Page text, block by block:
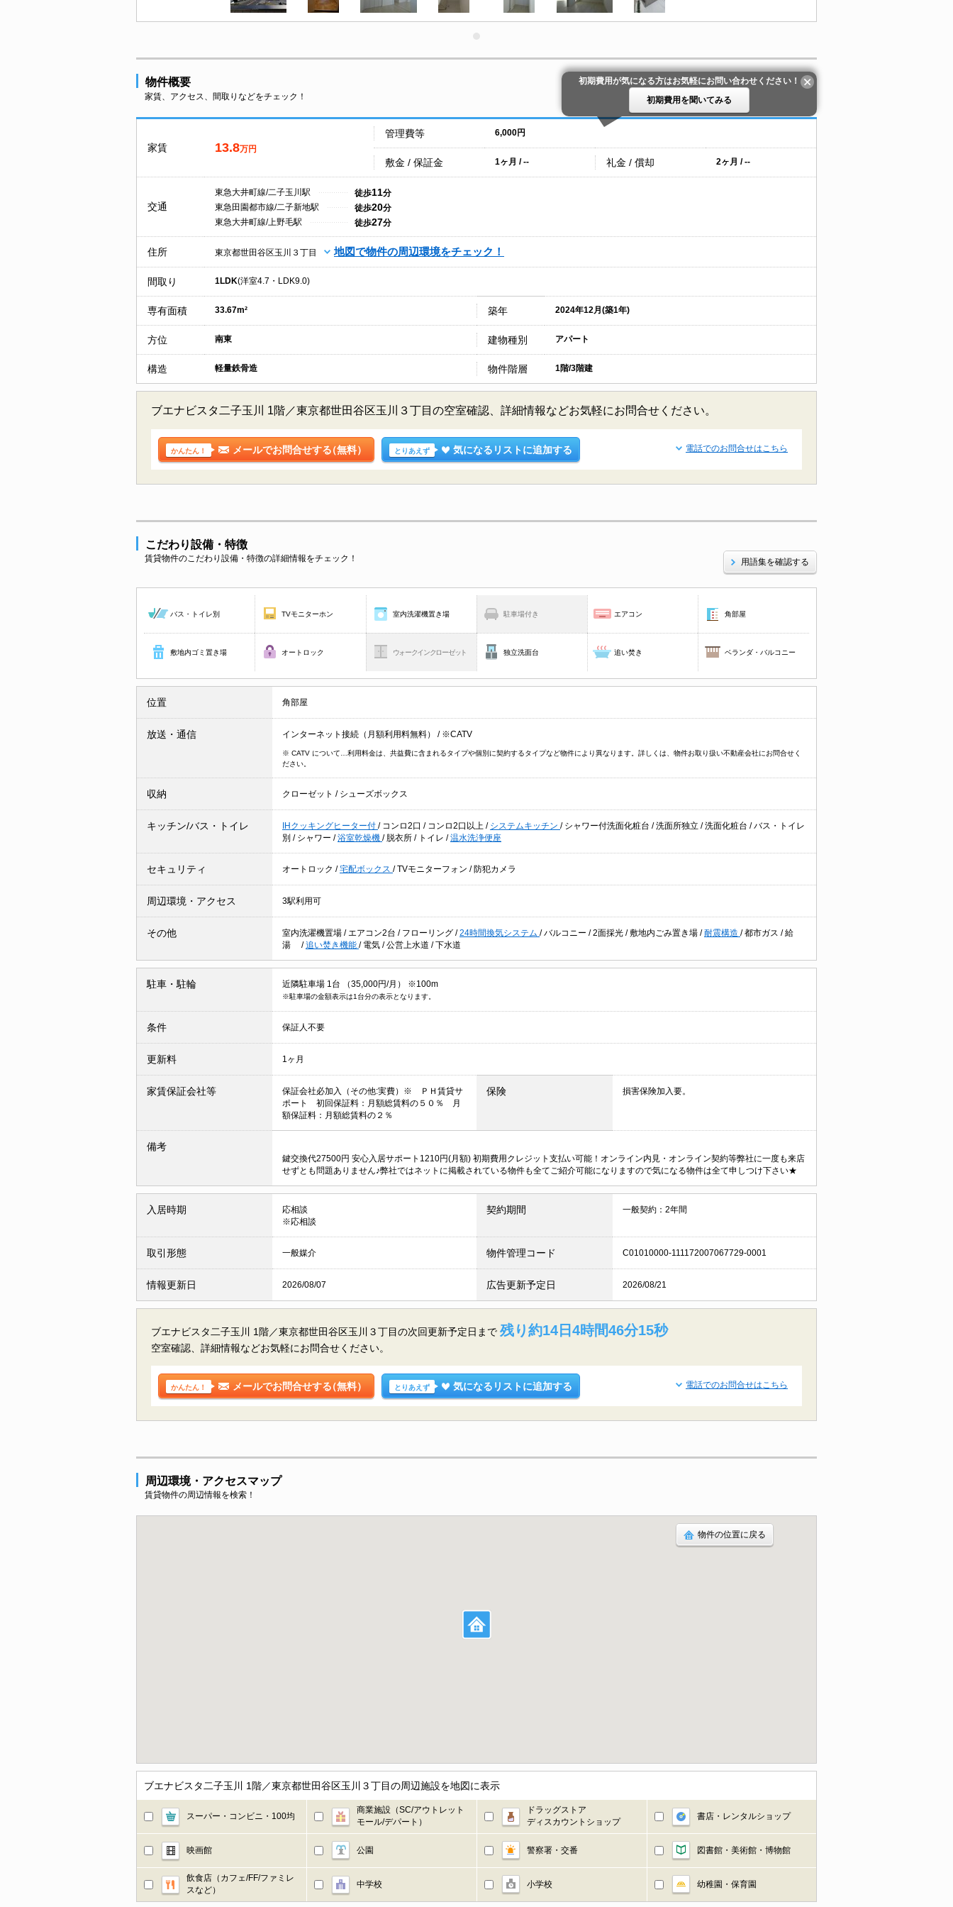
物件概要
家賃、アクセス、間取りなどをチェック！
初期費用が気になる方はお気軽にお問い合わせください！
初期費用を聞いてみる
家賃 13.8万円
管理費等 6,000円
敷金 / 保証金 1ヶ月 / -- 礼金 / 償却 2ヶ月 / --
交通
東急大井町線/二子玉川駅 徒歩11分
東急田園都市線/二子新地駅
徒歩20分
東急大井町線/上野毛駅
徒歩27分
住所 東京都世田谷区玉川３丁目 地図で物件の周辺環境をチェック！
間取り 1LDK(洋室4.7・LDK9.0)
専有面積 33.67m² 築年 2024年12月(築1年)
方位 南東 建物種別 アパート
構造 軽量鉄骨造 物件階層 1階/3階建
ブエナビスタ二子玉川 1階／東京都世田谷区玉川３丁目の空室確認、詳細情報などお気軽にお問合せください。
かんたん！ メールでお問合せする（無料） とりあえず 気になるリストに追加する 電話でのお問合せはこちら
こだわり設備・特徴
賃貸物件のこだわり設備・特徴の詳細情報をチェック！ 用語集を確認する
バス・トイレ別 TVモニターホン 室内洗濯機置き場 駐車場付き エアコン 角部屋
敷地内ゴミ置き場 オートロック ウォークインクローゼット 独立洗面台 追い焚き ベランダ・バルコニー
位置 角部屋
放送・通信 インターネット接続（月額利用料無料） / ※CATV
※ CATV について…利用料金は、共益費に含まれるタイプや個別に契約するタイプなど物件により異なります。詳しくは、物件お取り扱い不動産会社にお問合せく
ださい。
収納 クローゼット / シューズボックス
キッチン/バス・トイレ IHクッキングヒーター付 / コンロ2口 / コンロ2口以上 / システムキッチン / シャワー付洗面化粧台 /洗面所独立 /洗面化粧台 /バス・トイレ
別 / シャワー /浴室乾燥機 / 脱衣所 / トイレ /温水洗浄便座
セキュリティ オートロック /宅配ボックス /TVモニターフォン / 防犯カメラ
周辺環境・アクセス 3駅利用可
その他 室内洗濯機置場 / エアコン2台 / フローリング /24時間換気システム /バルコニー /2面採光 /敷地内ごみ置き場 /耐震構造 /都市ガス /給
湯 /追い焚き機能 / 電気 /公営上水道 /下水道
駐車・駐輪 近隣駐車場 1台 （35,000円/月） ※100m
※駐車場の金額表示は1台分の表示となります。
条件 保証人不要
更新料 1ヶ月
家賃保証会社等
保証会社必加入（その他:実費）※ ＰＨ賃貸サ
ポート 初回保証料：月額総賃料の５０％ 月
額保証料：月額総賃料の２％
保険 損害保険加入要。
備考
鍵交換代27500円 安心入居サポート1210円(月額) 初期費用クレジット支払い可能！オンライン内見・オンライン契約等弊社に一度も来店
せずとも問題ありません♪弊社ではネットに掲載されている物件も全てご紹介可能になりますので気になる物件は全て申しつけ下さい★
入居時期
応相談
※応相談
契約期間 一般契約：2年間
取引形態 一般媒介 物件管理コード C01010000-111172007067729-0001
情報更新日 2026/08/07 広告更新予定日 2026/08/21
ブエナビスタ二子玉川 1階／東京都世田谷区玉川３丁目の次回更新予定日まで 残り約14日4時間46分14秒
空室確認、詳細情報などお気軽にお問合せください。
かんたん！ メールでお問合せする（無料） とりあえず 気になるリストに追加する 電話でのお問合せはこちら
周辺環境・アクセスマップ
賃貸物件の周辺情報を検索！
物件の位置に戻る
ブエナビスタ二子玉川 1階／東京都世田谷区玉川３丁目の周辺施設を地図に表示
スーパー・コンビニ・100均
商業施設（SC/アウトレット
モール/デパート）
ドラッグストア
ディスカウントショップ
書店・レンタルショップ
映画館 公園 警察署・交番 図書館・美術館・博物館
飲食店（カフェ/FF/ファミレ
スなど）
中学校 小学校 幼稚園・保育園